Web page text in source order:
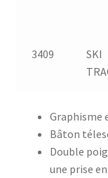
3409
SKI
Graphisme
Bâton
Double
une prise